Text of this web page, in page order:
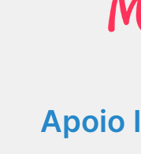
Apoio